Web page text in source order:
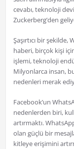
cevabı, teknoloji
Zuckerberg’den
Şaşırtıcı bir şekilde,
haberi, birçok kişi
işlemi, teknoloji
Milyonlarca insan,
nedenleri merak
Facebook’un
nedenlerden biri,
artırmaktı.
olan güçlü bir
kitleye erişimini